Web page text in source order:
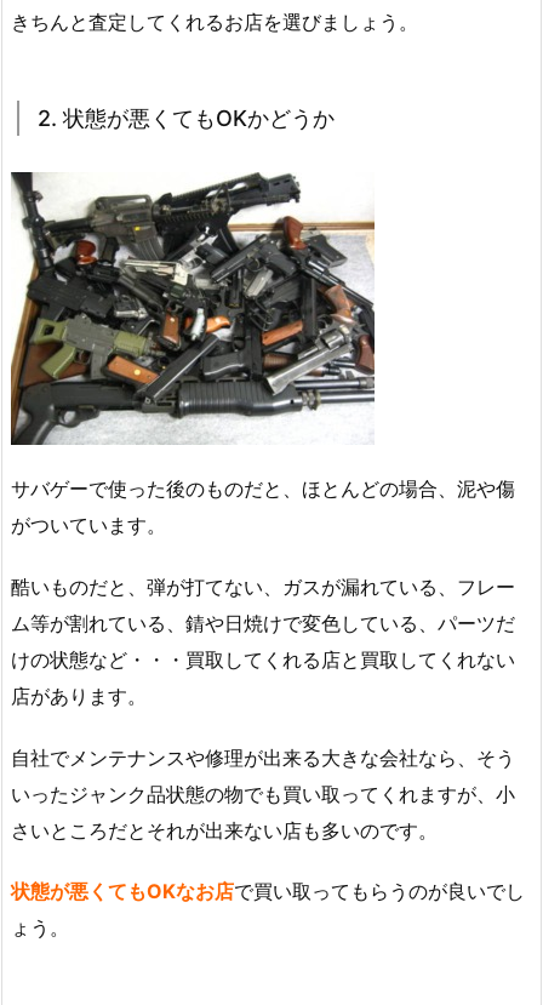
きちんと査定してくれるお店を選びましょう。
2. 状態が悪くてもOKかどうか
サバゲーで使った後のものだと、ほとんどの場合、泥や傷
がついています。
酷いものだと、弾が打てない、ガスが漏れている、フレー
ム等が割れている、錆や日焼けで変色している、パーツだ
けの状態など・・・買取してくれる店と買取してくれない
店があります。
自社でメンテナンスや修理が出来る大きな会社なら、そう
いったジャンク品状態の物でも買い取ってくれますが、小
さいところだとそれが出来ない店も多いのです。
状態が悪くてもOKなお店で買い取ってもらうのが良いでし
ょう。